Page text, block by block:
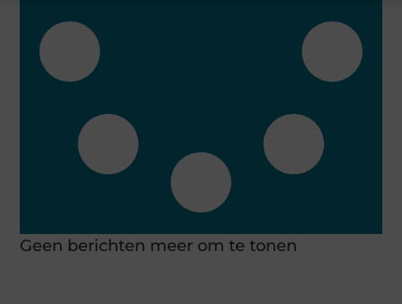
Geen berichten meer om te tonen